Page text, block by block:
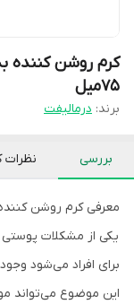
کرم روشن کننده
75میل
برند: درمالیفت
بررسی نظرات
معرفی کرم روشن کننده بدن ملالیفت
یکی از مشکلات
برای افراد می‌شود
این موضوع می‌تواند